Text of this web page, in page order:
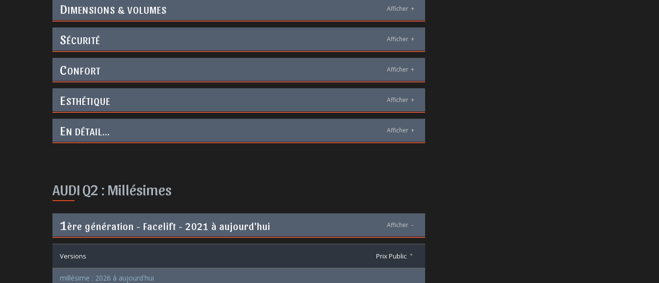
DIMENSIONS & VOLUMES Afficher +
SÉCURITÉ Afficher +
CONFORT Afficher +
ESTHÉTIQUE Afficher +
EN DÉTAIL... Afficher +
AUDI Q2 : Millésimes
1 ère génération - Facelift - 2021 à aujourd'hui Afficher -
Versions Prix Public *
millésime : 2026 à aujourd'hui